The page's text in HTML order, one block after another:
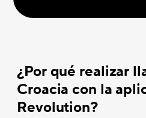
¿Por qué realizar
Croacia con la
Revolution?